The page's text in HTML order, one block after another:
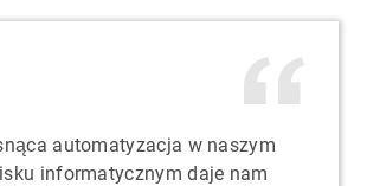
automatyzacja w naszym
informatycznym daje nam